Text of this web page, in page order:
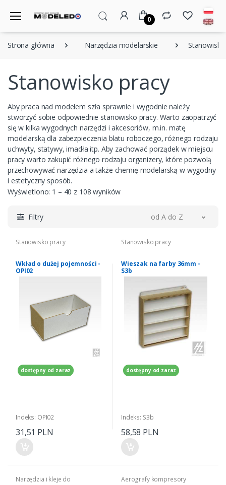
0
Strona główna Narzędzia modelarskie
Stanowisko pracy
Aby praca nad modelem szła sprawnie i wygodnie należy
stworzyć sobie odpowiednie stanowisko pracy. Warto zaopatrzyć
się w kilka wygodnych narzędzi i akcesoriów, m.in. matę
modelarską dla zabezpieczenia blatu roboczego, różnego rodzaju
uchwyty, statywy, imadła itp. Aby zachować porządek w miejscu
pracy warto zakupić różnego rodzaju organizery, które pozwolą
przechowywać narzędzia a także chemię modelarską w wygodny
i estetyczny sposób.
Wyświetlono: 1 – 40 z 108 wyników
Filtry od A do Z
Stanowisko pracy
Wkład o dużej pojemności -
OPI02
dostępny od zaraz
Indeks: OPI02
31,51 PLN
Stanowisko pracy
Wieszak na farby 36mm -
S3b
dostępny od zaraz
Indeks: S3b
58,58 PLN
Narzędzia i kleje do
Aerografy kompresory